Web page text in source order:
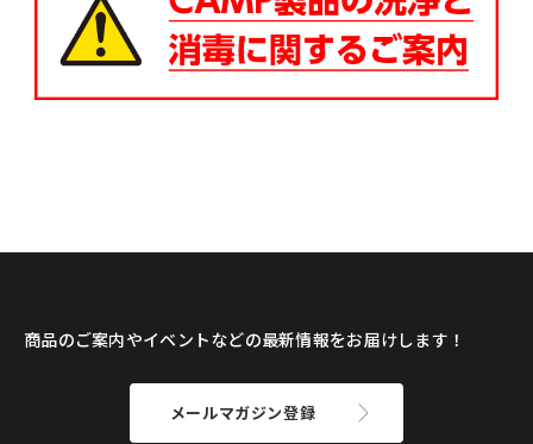
商品のご案内やイベントなどの最新情報をお届けします！
メールマガジン登録